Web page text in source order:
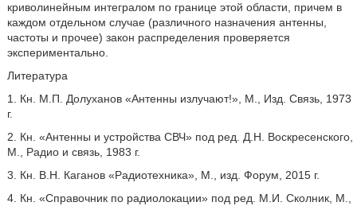
криволинейным интегралом по границе этой области, причем в
каждом отдельном случае (различного назначения антенны,
частоты и прочее) закон распределения проверяется
экспериментально.
Литература
1. Кн. М.П. Долуханов «Антенны излучают!», М., Изд. Связь, 1973
г.
2. Кн. «Антенны и устройства СВЧ» под ред. Д.Н. Воскресенского,
М., Радио и связь, 1983 г.
3. Кн. В.Н. Каганов «Радиотехника», М., изд. Форум, 2015 г.
4. Кн. «Справочник по радиолокации» под ред. М.И. Сколник, М.,